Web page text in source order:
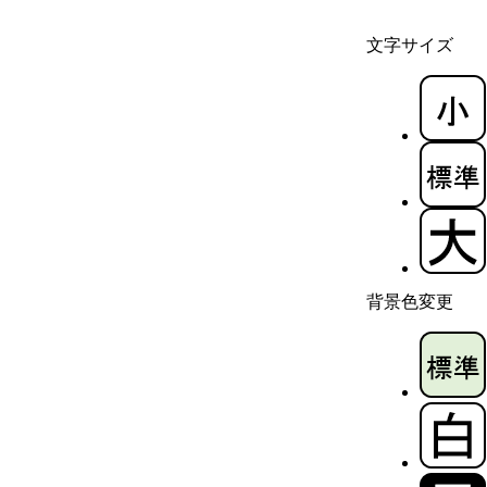
文字サイズ
背景色変更